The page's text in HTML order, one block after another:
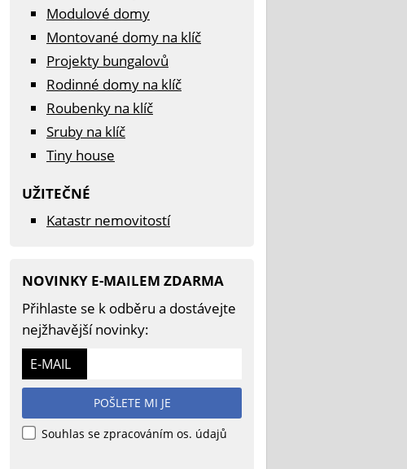
Modulové domy
Montované domy na klíč
Projekty bungalovů
Rodinné domy na klíč
Roubenky na klíč
Sruby na klíč
Tiny house
UŽITEČNÉ
Katastr nemovitostí
NOVINKY E-MAILEM ZDARMA
Přihlaste se k odběru a dostávejte
nejžhavější novinky:
E-MAIL
POŠLETE MI JE
Souhlas se zpracováním os. údajů